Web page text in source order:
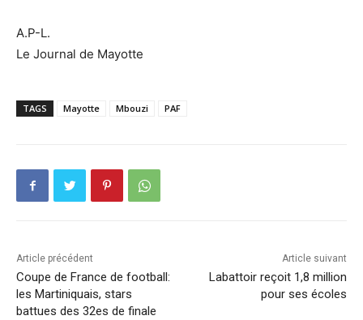
A.P-L.
Le Journal de Mayotte
TAGS Mayotte Mbouzi PAF
Article précédent
Coupe de France de football:
les Martiniquais, stars
battues des 32es de finale
Article suivant
Labattoir reçoit 1,8 million
pour ses écoles